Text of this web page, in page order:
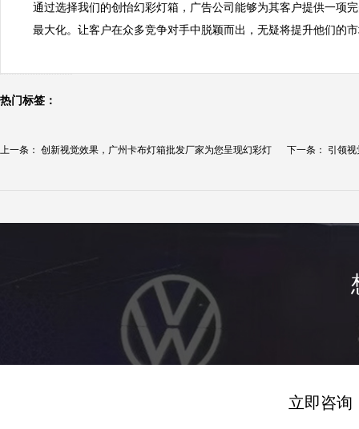
通过选择我们的创怡幻彩灯箱，广告公司能够为其客户提供一项
最大化。让客户在众多竞争对手中脱颖而出，无疑将提升他们的
热门标签：
上一条： 创新视觉效果，广州卡布灯箱批发厂家为您呈现幻彩灯
下一条： 引领
立即咨询